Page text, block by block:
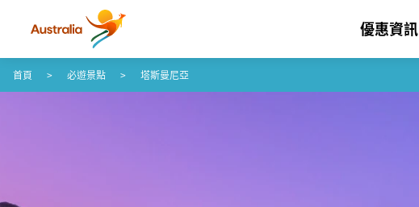
跳至內容
跳至頁尾導覽
優惠資訊
首頁 必遊景點 塔斯曼尼亞